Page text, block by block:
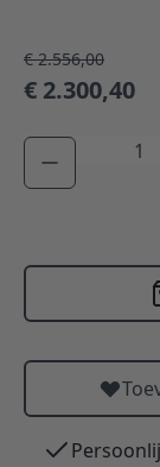
€ 2.556,00
€ 2.300,40
Aantal